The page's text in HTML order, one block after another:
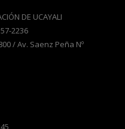
DE UCAYALI
2236
/ Av. Saenz Peña Nº